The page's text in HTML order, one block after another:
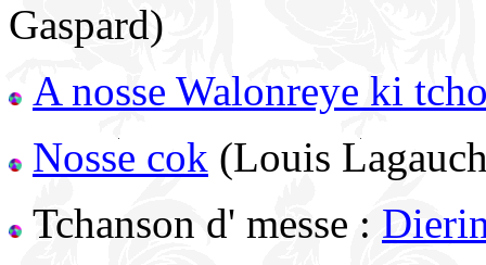
Gaspard)
A nosse Walonreye ki
Nosse cok (Louis
Tchanson d' messe :